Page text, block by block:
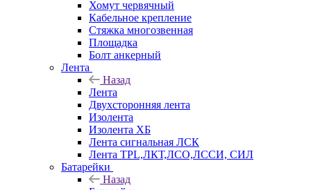
Хомут червячный
Кабельное крепление
Стяжка многозвенная
Площадка
Болт анкерный
Лента
Назад
Лента
Двухсторонняя лента
Изолента
Изолента ХБ
Лента сигнальная ЛСК
Лента TPL,ЛКТ,ЛСО,ЛССИ, СИЛ
Батарейки
Назад